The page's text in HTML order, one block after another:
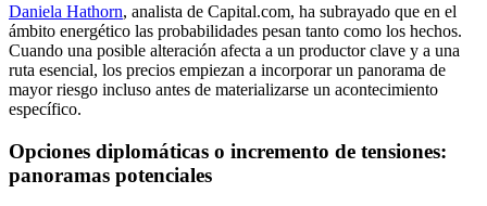
Daniela Hathorn, analista de Capital.com, ha subrayado que en el
ámbito energético las probabilidades pesan tanto como los hechos.
Cuando una posible alteración afecta a un productor clave y a una
ruta esencial, los precios empiezan a incorporar un panorama de
mayor riesgo incluso antes de materializarse un acontecimiento
específico.
Opciones diplomáticas o incremento de tensiones:
panoramas potenciales